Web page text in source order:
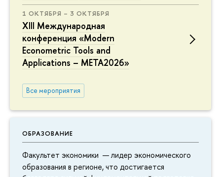
1 ОКТЯБРЯ – 3 ОКТЯБРЯ
XIII Международная
конференция «Modern
Econometric Tools and
Applications – META2026»
Все мероприятия
ОБРАЗОВАНИЕ
Факультет экономики — лидер экономического
образования в регионе, что достигается